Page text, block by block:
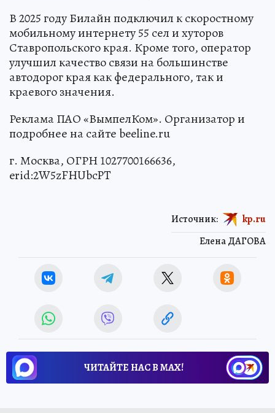
В 2025 году Билайн подключил к скоростному
мобильному интернету 55 сел и хуторов
Ставропольского края. Кроме того, оператор
улучшил качество связи на большинстве
автодорог края как федерального, так и
краевого значения.
Реклама ПАО «ВымпелКом». Организатор и
подробнее на сайте beeline.ru
г. Москва, ОГРН 1027700166636,
erid:2W5zFHUbcPT
Елена ДАГОВА
Источник: kp.ru
ЧИТАЙТЕ НАС В МАХ!